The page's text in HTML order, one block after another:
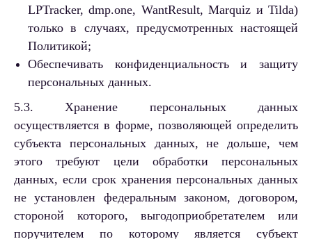
LPTracker, dmp.one, WantResult, Marquiz и Tilda)
только в случаях, предусмотренных настоящей
Политикой;
Обеспечивать конфиденциальность и защиту
персональных данных.
5.3. Хранение персональных данных
осуществляется в форме, позволяющей определить
субъекта персональных данных, не дольше, чем
этого требуют цели обработки персональных
данных, если срок хранения персональных данных
не установлен федеральным законом, договором,
стороной которого, выгодоприобретателем или
поручителем по которому является субъект